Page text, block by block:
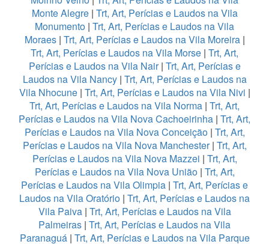
Monte Alegre| Trt, Art, Perícias e Laudos na Vila
Monumento | Trt, Art, Perícias e Laudos na Vila
Moraes| Trt, Art, Perícias e Laudos na Vila Moreira|
Trt, Art, Perícias e Laudos na Vila Morse | Trt, Art,
Perícias e Laudos na Vila Nair| Trt, Art, Perícias e
Laudos na Vila Nancy| Trt, Art, Perícias e Laudos na
Vila Nhocune| Trt, Art, Perícias e Laudos na Vila Nivi |
Trt, Art, Perícias e Laudos na Vila Norma | Trt, Art,
Perícias e Laudos na Vila Nova Cachoeirinha | Trt, Art,
Perícias e Laudos na Vila Nova Conceição| Trt, Art,
Perícias e Laudos na Vila Nova Manchester| Trt, Art,
Perícias e Laudos na Vila Nova Mazzei | Trt, Art,
Perícias e Laudos na Vila Nova União| Trt, Art,
Perícias e Laudos na Vila Olimpia | Trt, Art, Perícias e
Laudos na Vila Oratório | Trt, Art, Perícias e Laudos na
Vila Paiva| Trt, Art, Perícias e Laudos na Vila
Palmeiras | Trt, Art, Perícias e Laudos na Vila
Paranaguá| Trt, Art, Perícias e Laudos na Vila Parque